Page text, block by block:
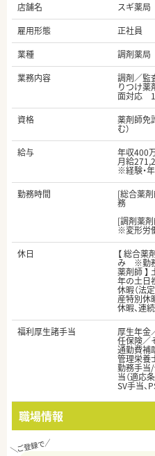
店舗名
スギ薬
雇用形態
正社員
業種
調剤薬局
業務内容
調剤／監
りつけ薬
面対応
資格
薬剤師免
む）
給与
年収400
月給
※経験・
勤務時間
[総合薬
務
[調剤薬
※変形労
休日
【 総合薬
み ※勤務
薬剤師 】
年の土日
休暇（法
産特別休
休暇、連
福利厚生諸手当
厚生年金
任保険／
通勤費補
管理栄養
勤務手当/
当（適応
SV手当、
職場情報